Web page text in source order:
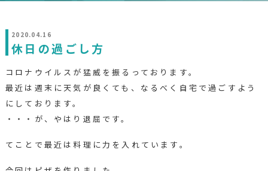
2020.04.16
休日の過ごし方
コロナウイルスが猛威を振るっております。
最近は週末に天気が良くても、なるべく自宅で過ごすよう
にしております。
・・・が、やはり退屈です。
てことで最近は料理に力を入れています。